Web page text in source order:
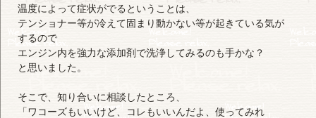
温度によって症状がでるということは、
テンショナー等が冷えて固まり動かない等が起きている気が
するので
エンジン内を強力な添加剤で洗浄してみるのも手かな？
と思いました。
そこで、知り合いに相談したところ、
「ワコーズもいいけど、コレもいいんだよ、使ってみれ